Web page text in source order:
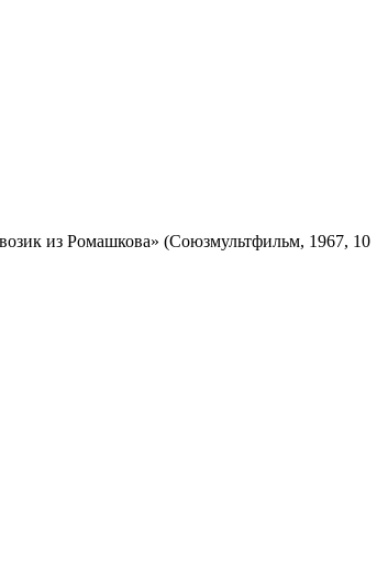
из Ромашкова» (Союзмультфильм, 1967, 10